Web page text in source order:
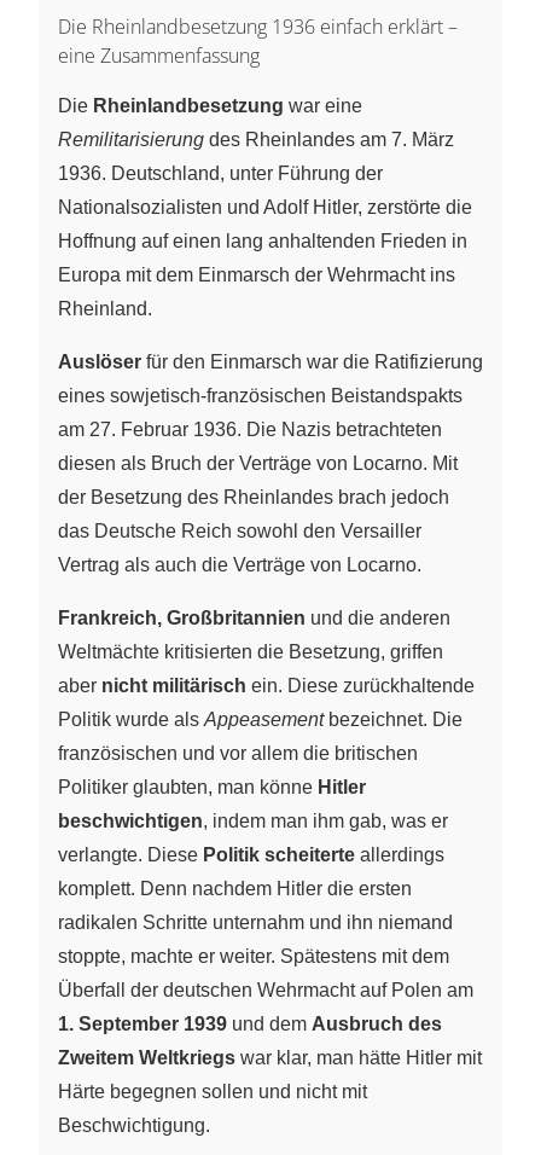
Die Rheinlandbesetzung 1936 einfach erklärt –
eine Zusammenfassung
Die Rheinlandbesetzung war eine
Remilitarisierung des Rheinlandes am 7. März
1936. Deutschland, unter Führung der
Nationalsozialisten und Adolf Hitler, zerstörte die
Hoffnung auf einen lang anhaltenden Frieden in
Europa mit dem Einmarsch der Wehrmacht ins
Rheinland.
Auslöser für den Einmarsch war die Ratifizierung
eines sowjetisch-französischen Beistandspakts
am 27. Februar 1936. Die Nazis betrachteten
diesen als Bruch der Verträge von Locarno. Mit
der Besetzung des Rheinlandes brach jedoch
das Deutsche Reich sowohl den Versailler
Vertrag als auch die Verträge von Locarno.
Frankreich, Großbritannien und die anderen
Weltmächte kritisierten die Besetzung, griffen
aber nicht militärisch ein. Diese zurückhaltende
Politik wurde als Appeasementbezeichnet. Die
französischen und vor allem die britischen
Politiker glaubten, man könne Hitler
beschwichtigen, indem man ihm gab, was er
verlangte. Diese Politik scheiterte allerdings
komplett. Denn nachdem Hitler die ersten
radikalen Schritte unternahm und ihn niemand
stoppte, machte er weiter. Spätestens mit dem
Überfall der deutschen Wehrmacht auf Polen am
1. September 1939 und dem Ausbruch des
Zweitem Weltkriegs war klar, man hätte Hitler mit
Härte begegnen sollen und nicht mit
Beschwichtigung.